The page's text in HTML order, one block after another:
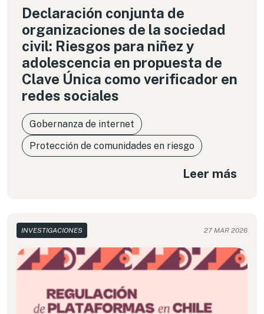
Declaración conjunta de
organizaciones de la sociedad
civil: Riesgos para niñez y
adolescencia en propuesta de
Clave Única como verificador en
redes sociales
Gobernanza de internet
Protección de comunidades en riesgo
Leer más
INVESTIGACIONES 27 MAR 2026